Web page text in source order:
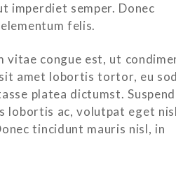
imperdiet semper. Donec
felis.
congue est, ut
amet lobortis tortor, eu
platea dictumst.
lobortis ac, volutpat eget
tincidunt mauris nisl, in